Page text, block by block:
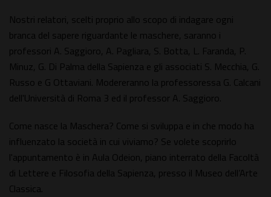
Nostri relatori, scelti proprio allo scopo di indagare ogni
branca del sapere riguardante le maschere, saranno i
professori A. Saggioro, A. Pagliara, S. Botta, L. Faranda, P.
Minuz, G. Di Palma della Sapienza e gli associati S. Mecchia, G.
Russo e G Ottaviani. Modereranno la professoressa G. Calcani
dell'Università di Roma 3 ed il professor A. Saggioro.
Come nasce la Maschera? Come si sviluppa e in che modo ha
influenzato la società in cui viviamo? Se volete scoprirlo
l'appuntamento è in Aula Odeion, piano interrato della Facoltà
di Lettere e Filosofia della Sapienza, presso il Museo dell’Arte
Classica.